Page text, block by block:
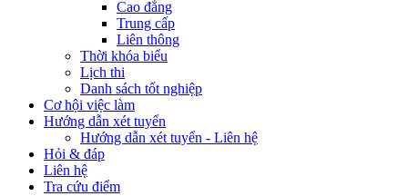
Cao đẳng
Trung cấp
Liên thông
Thời khóa biểu
Lịch thi
Danh sách tốt nghiệp
Cơ hội việc làm
Hướng dẫn xét tuyển
Hướng dẫn xét tuyển - Liên hệ
Hỏi & đáp
Liên hệ
Tra cứu điểm